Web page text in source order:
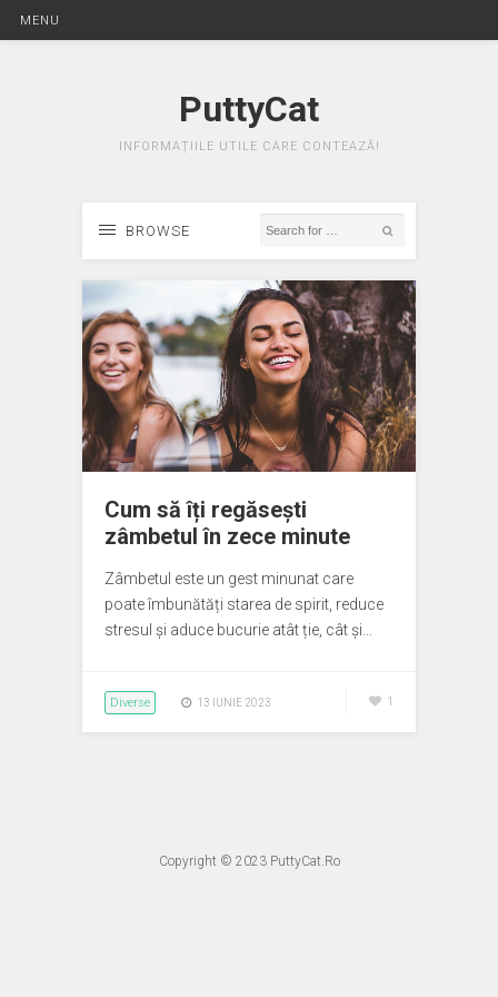
MENU
PuttyCat
INFORMAȚIILE UTILE CARE CONTEAZĂ!
BROWSE
Cum să îți regăsești
zâmbetul în zece minute
Zâmbetul este un gest minunat care
poate îmbunătăți starea de spirit, reduce
stresul și aduce bucurie atât ție, cât și…
Diverse 13 IUNIE 2023 1
Copyright © 2023 PuttyCat.Ro